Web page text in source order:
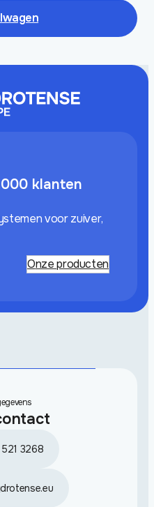
klanten
voor zuiver,
Onze producten
521 3268